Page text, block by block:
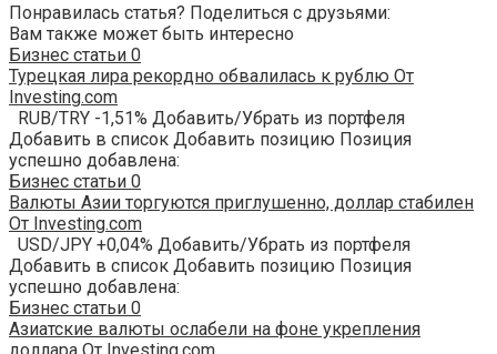
Понравилась статья? Поделиться с друзьями:
Вам также может быть интересно
Бизнес статьи 0
Турецкая лира рекордно обвалилась к рублю От
Investing.com
RUB/TRY -1,51% Добавить/Убрать из портфеля
Добавить в список Добавить позицию Позиция
успешно добавлена:
Бизнес статьи 0
Валюты Азии торгуются приглушенно, доллар стабилен
От Investing.com
USD/JPY +0,04% Добавить/Убрать из портфеля
Добавить в список Добавить позицию Позиция
успешно добавлена:
Бизнес статьи 0
Азиатские валюты ослабели на фоне укрепления